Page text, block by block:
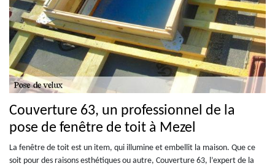
Couverture 63, un professionnel de la
pose de fenêtre de toit à Mezel
La fenêtre de toit est un item, qui illumine et embellit la maison. Que ce
soit pour des raisons esthétiques ou autre, Couverture 63, l’expert de la